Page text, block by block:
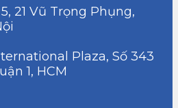
21 Vũ Trọng Phụng,
Plaza, Số 343
1, HCM